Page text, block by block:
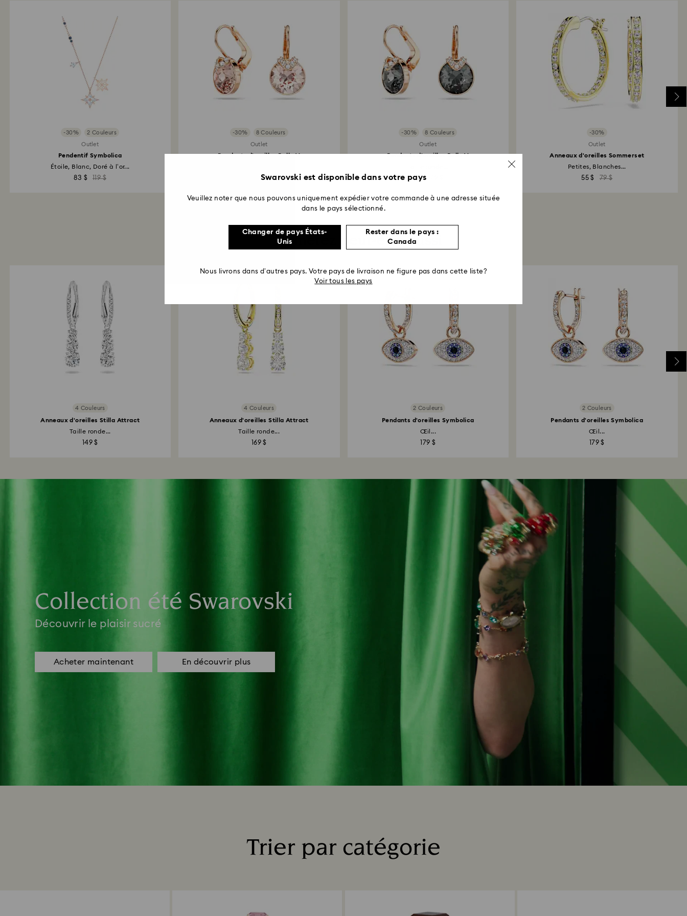
Retours en boutique Swarovski : Les remboursements sont effectués
vers le mode de paiement utilisé initialement et peuvent prendre
entre 3 et 7 jours ouvrables pour être crédités.
-30% 2 Couleurs
Outlet
Pendentif Symbolica
Étoile, Blanc, Doré à l’or...
83 $ 119 $
-30% 8 Couleurs
Outlet
Pendants d'oreilles Bella V
79 $
-30% 8 Couleurs
Outlet
Pendants d'oreilles Bella V
55 $
-30%
Outlet
Anneaux d'oreilles Sommerset
Petites, Blanches...
55 $ 79 $
Vous aimerez peut-être aussi
4 Couleurs
Anneaux d'oreilles Stilla Attract
Taille ronde...
149 $
4 Couleurs
Anneaux d'oreilles Stilla Attract
Taille ronde...
169 $
2 Couleurs
Pendants d'oreilles Symbolica
Œil...
179 $
2 Couleurs
Pendants d'oreilles Symbolica
Œil...
179 $
Collection été Swarovski
Découvrir le plaisir sucré
Acheter maintenant En découvrir plus
Trier par catégorie
Swarovski est disponible dans votre pays
Veuillez noter que nous pouvons uniquement expédier votre commande à une adresse située
dans le pays sélectionné.
Changer de pays États-
Unis
Rester dans le pays :
Canada
Nous livrons dans d’autres pays. Votre pays de livraison ne figure pas dans cette liste?
Voir tous les pays